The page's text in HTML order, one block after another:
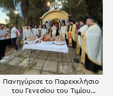
Πανηγύρισε το Παρεκκλήσιο
του Γενεσίου του Τιμίου